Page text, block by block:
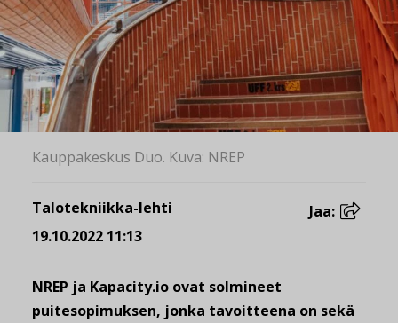
Kauppakeskus Duo. Kuva: NREP
Talotekniikka-lehti
19.10.2022 11:13
Jaa:
NREP ja Kapacity.io ovat solmineet
puitesopimuksen, jonka tavoitteena on sekä